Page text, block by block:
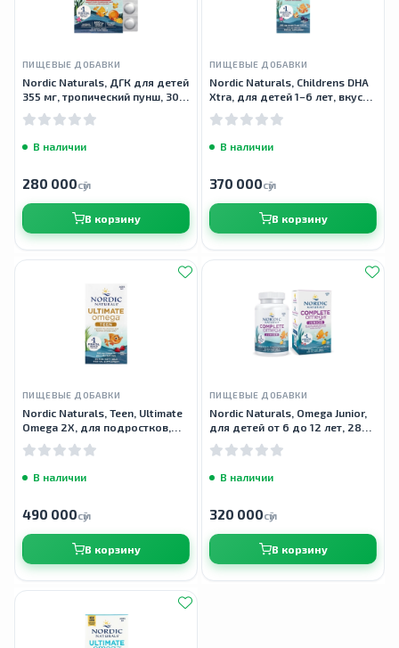
ПИЩЕВЫЕ ДОБАВКИ
Nordic Naturals, ДГК для детей
355 мг, тропический пунш, 30
В наличии
280 000сӯм
В корзину
ПИЩЕВЫЕ ДОБАВКИ
Nordic Naturals, Childrens DHA
Xtra, для детей 1–6 лет, вкус
мл
В наличии
370 000сӯм
В корзину
ПИЩЕВЫЕ ДОБАВКИ
Nordic Naturals, Teen, Ultimate
Omega 2X, для подростков,
клубник, 60 миникапсул
В наличии
490 000сӯм
В корзину
ПИЩЕВЫЕ ДОБАВКИ
Nordic Naturals, Omega Junior,
для детей от 6 до 12 лет, 283
мг, 90 мини-капсул
В наличии
320 000сӯм
В корзину